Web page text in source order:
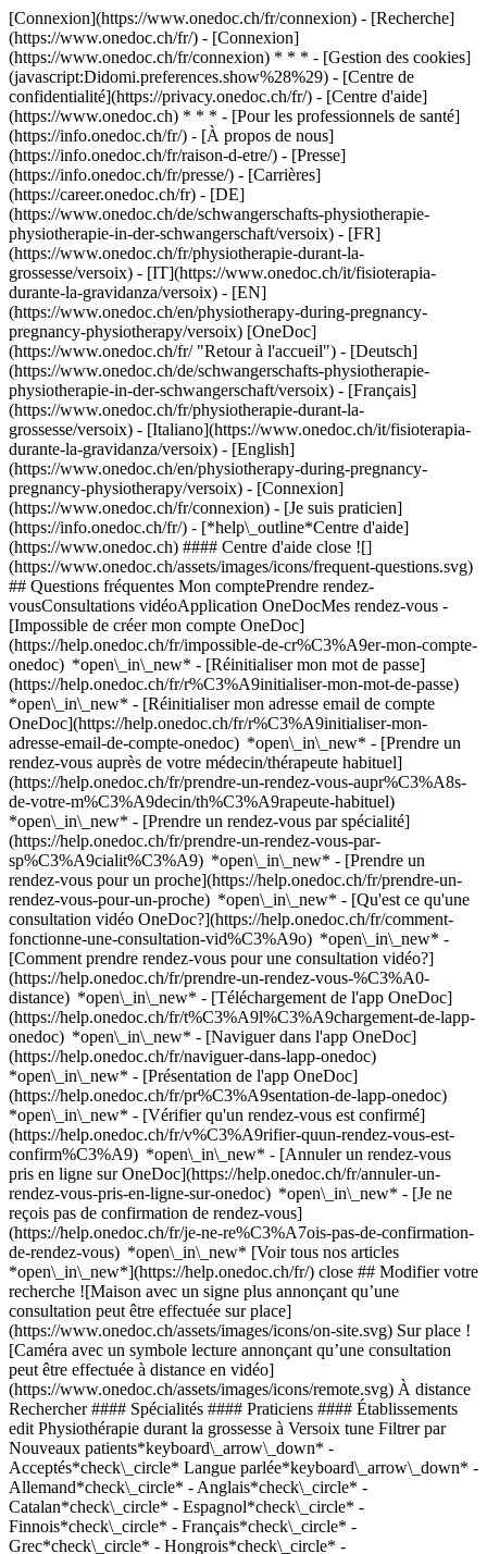
[Connexion](https://www.onedoc.ch/fr/connexion) - [Recherche]
(https://www.onedoc.ch/fr/) - [Connexion]
(https://www.onedoc.ch/fr/connexion) * * * - [Gestion des cookies]
(javascript:Didomi.preferences.show%28%29) - [Centre de
confidentialité](https://privacy.onedoc.ch/fr/) - [Centre d'aide]
(https://www.onedoc.ch) * * * - [Pour les professionnels de santé]
(https://info.onedoc.ch/fr/) - [À propos de nous]
(https://info.onedoc.ch/fr/raison-d-etre/) - [Presse]
(https://info.onedoc.ch/fr/presse/) - [Carrières]
(https://career.onedoc.ch/fr) - [DE]
(https://www.onedoc.ch/de/schwangerschafts-physiotherapie-
physiotherapie-in-der-schwangerschaft/versoix) - [FR]
(https://www.onedoc.ch/fr/physiotherapie-durant-la-
grossesse/versoix) - [IT](https://www.onedoc.ch/it/fisioterapia-
durante-la-gravidanza/versoix) - [EN]
(https://www.onedoc.ch/en/physiotherapy-during-pregnancy-
pregnancy-physiotherapy/versoix) [OneDoc]
(https://www.onedoc.ch/fr/ "Retour à l'accueil") - [Deutsch]
(https://www.onedoc.ch/de/schwangerschafts-physiotherapie-
physiotherapie-in-der-schwangerschaft/versoix) - [Français]
(https://www.onedoc.ch/fr/physiotherapie-durant-la-
grossesse/versoix) - [Italiano](https://www.onedoc.ch/it/fisioterapia-
durante-la-gravidanza/versoix) - [English]
(https://www.onedoc.ch/en/physiotherapy-during-pregnancy-
pregnancy-physiotherapy/versoix) - [Connexion]
(https://www.onedoc.ch/fr/connexion) - [Je suis praticien]
(https://info.onedoc.ch/fr/) - [*help\_outline*Centre d'aide]
(https://www.onedoc.ch) #### Centre d'aide close ![]
(https://www.onedoc.ch/assets/images/icons/frequent-questions.svg)
## Questions fréquentes Mon comptePrendre rendez-
vousConsultations vidéoApplication OneDocMes rendez-vous -
[Impossible de créer mon compte OneDoc]
(https://help.onedoc.ch/fr/impossible-de-cr%C3%A9er-mon-compte-
onedoc) *open\_in\_new* - [Réinitialiser mon mot de passe]
(https://help.onedoc.ch/fr/r%C3%A9initialiser-mon-mot-de-passe)
*open\_in\_new* - [Réinitialiser mon adresse email de compte
OneDoc](https://help.onedoc.ch/fr/r%C3%A9initialiser-mon-
adresse-email-de-compte-onedoc) *open\_in\_new* - [Prendre un
rendez-vous auprès de votre médecin/thérapeute habituel]
(https://help.onedoc.ch/fr/prendre-un-rendez-vous-aupr%C3%A8s-
de-votre-m%C3%A9decin/th%C3%A9rapeute-habituel)
*open\_in\_new* - [Prendre un rendez-vous par spécialité]
(https://help.onedoc.ch/fr/prendre-un-rendez-vous-par-
sp%C3%A9cialit%C3%A9) *open\_in\_new* - [Prendre un
rendez-vous pour un proche](https://help.onedoc.ch/fr/prendre-un-
rendez-vous-pour-un-proche) *open\_in\_new* - [Qu'est ce qu'une
consultation vidéo OneDoc?](https://help.onedoc.ch/fr/comment-
fonctionne-une-consultation-vid%C3%A9o) *open\_in\_new* -
[Comment prendre rendez-vous pour une consultation vidéo?]
(https://help.onedoc.ch/fr/prendre-un-rendez-vous-%C3%A0-
distance) *open\_in\_new* - [Téléchargement de l'app OneDoc]
(https://help.onedoc.ch/fr/t%C3%A9l%C3%A9chargement-de-lapp-
onedoc) *open\_in\_new* - [Naviguer dans l'app OneDoc]
(https://help.onedoc.ch/fr/naviguer-dans-lapp-onedoc)
*open\_in\_new* - [Présentation de l'app OneDoc]
(https://help.onedoc.ch/fr/pr%C3%A9sentation-de-lapp-onedoc)
*open\_in\_new* - [Vérifier qu'un rendez-vous est confirmé](https://help.onedoc.ch/fr/v%C3%A9rifier-quun-rendez-vous-est-confirm%C3%A9) *open\_in\_new* - [Annuler un rendez-vous pris en ligne sur OneDoc](https://help.onedoc.ch/fr/annuler-un-rendez-vous-pris-en-ligne-sur-onedoc) *open\_in\_new* - [Je ne reçois pas de confirmation de rendez-vous](https://help.onedoc.ch/fr/je-ne-re%C3%A7ois-pas-de-confirmation-de-rendez-vous) *open\_in\_new* [Voir tous nos articles *open\_in\_new*](https://help.onedoc.ch/fr/) close ## Modifier votre recherche ![Maison avec un signe plus annonçant qu’une consultation peut être effectuée sur place](https://www.onedoc.ch/assets/images/icons/on-site.svg) Sur place ![Caméra avec un symbole lecture annonçant qu’une consultation peut être effectuée à distance en vidéo](https://www.onedoc.ch/assets/images/icons/remote.svg) À distance Rechercher #### Spécialités #### Praticiens #### Établissements edit Physiothérapie durant la grossesse à Versoix tune Filtrer par Nouveaux patients*keyboard\_arrow\_down* - Acceptés*check\_circle* Langue parlée*keyboard\_arrow\_down* - Allemand*check\_circle* - Anglais*check\_circle* - Catalan*check\_circle* - Espagnol*check\_circle* - Finnois*check\_circle* - Français*check\_circle* - Grec*check\_circle* - Hongrois*check\_circle* - Hébreu*check\_circle* - Italien*check\_circle* - Polonais*check\_circle* - Portugais*check\_circle* - Roumain*check\_circle* Sexe*keyboard\_arrow\_down* - Femme*check\_circle* - Homme*check\_circle* Réseau*keyboard\_arrow\_down* - Swiss Medical Network*check\_circle* - ASCA*check\_circle* - RME*check\_circle* - Réseau des Pédiatres Genevois*check\_circle* Disponibilité*keyboard\_arrow\_down* - Disponible aujourdhui*check\_circle* - Dans les 3 prochains jours*check\_circle* - Dans les 7 prochains jours*check\_circle* - Dans les 14 prochains jours*check\_circle* # __Physiothérapie durant la grossesse__ à __Versoix__: prenez rendez-vous en ligne aujourd'hui ## 4 résultats à Versoix [![Mme Marine Revillod, physiothérapeute à Versoix](https://assets.onedoc.ch/images/users/55b1b29972ba97ae5672f82b87ec16964da84c240d663f3840d56f6a13a4ba0d-small.jpg "Mme Marine Revillod, physiothérapeute à Versoix")](https://www.onedoc.ch/fr/physiotherapeute/versoix/pczot/marine-revillod) ### [Mme Marine Revillod](https://www.onedoc.ch/fr/physiotherapeute/versoix/pczot/marine-revillod) ![Badge indiquant un profil vérifié](https://www.onedoc.ch/assets/images/icons/checkmark.svg) [Physiothérapeute](https://www.onedoc.ch/fr/physiotherapeute/versoix) [Thérapies Sport and Move Versoix](https://www.onedoc.ch/fr/cabinet-de-physiotherapie/versoix/e9ww/therapies-sport-and-move-versoix) Route des Fayards 243 1290 Versoix ![Icône patient avec un signe plus annonçant que le professionnel accepte de nouveaux patients](https://www.onedoc.ch/assets/images/icons/new-patients.svg)Accepte les nouveaux patients [Réserver un RDV](https://www.onedoc.ch/fr/physiotherapeute/versoix/pczot/marine-revillod) Expertises: Physiothérapie durant la grossesse, [Rééducation du périnée | Rééducation post-partum | réhabilitation génito-urinaire](https://www.onedoc.ch/fr/reeducation-du-perinee-reeducation-post-partum-rehabilitation-genito-urinaire/versoix), [Incontinence urinaire](https://www.onedoc.ch/fr/incontinence-urinaire/versoix), [Dry Needling](https://www.onedoc.ch/fr/dry-needling/versoix), [Entraînement de l'équilibre](https://www.onedoc.ch/fr/entrainement-de-l-equilibre/versoix), [Déchirure musculaire et ligamentaire](https://www.onedoc.ch/fr/dechirure-musculaire-et-ligamentaire/versoix), [Thérapie par ondes de choc](https://www.onedoc.ch/fr/therapie-par-ondes-de-choc/versoix)Voir plus *chevron\_left* lun. 03 août *chevron\_right* Voir plus de rendez-vous *error\_outline* Une erreur s'est produite lors du chargement des disponibilités [Réessayer](https://www.onedoc.ch) Expertises: Physiothérapie durant la grossesse, [Rééducation du périnée | Rééducation post-partum | réhabilitation génito-urinaire](https://www.onedoc.ch/fr/reeducation-du-perinee-reeducation-post-partum-rehabilitation-genito-urinaire/versoix), [Incontinence urinaire](https://www.onedoc.ch/fr/incontinence-urinaire/versoix), [Dry Needling](https://www.onedoc.ch/fr/dry-needling/versoix), [Entraînement de l'équilibre](https://www.onedoc.ch/fr/entrainement-de-l-equilibre/versoix), [Déchirure musculaire et ligamentaire](https://www.onedoc.ch/fr/dechirure-musculaire-et-ligamentaire/versoix), [Thérapie par ondes de choc](https://www.onedoc.ch/fr/therapie-par-ondes-de-choc/versoix)Voir plus [![Mme Kinga Fischer, physiothérapeute à Versoix](https://assets.onedoc.ch/images/users/a6989d061b31fb931c7ae49a0531a26bb417c5bc92a2e21c4e10b5ecb7d3ec2d-small.png "Mme Kinga Fischer, physiothérapeute à Versoix")](https://www.onedoc.ch/fr/physiotherapeute/versoix/pcvtd/kinga-fischer) ### [Mme Kinga Fischer](https://www.onedoc.ch/fr/physiotherapeute/versoix/pcvtd/kinga-fischer) ![Badge indiquant un profil vérifié](https://www.onedoc.ch/assets/images/icons/checkmark.svg) [Physiothérapeute](https://www.onedoc.ch/fr/physiotherapeute/versoix) [Thérapies Sport and Move Versoix](https://www.onedoc.ch/fr/cabinet-de-physiotherapie/versoix/e9ww/therapies-sport-and-move-versoix) Route des Fayards 243 1290 Versoix ![Icône patient avec un signe plus annonçant que le professionnel accepte de nouveaux patients](https://www.onedoc.ch/assets/images/icons/new-patients.svg)Accepte les nouveaux patients [Réserver un RDV](https://www.onedoc.ch/fr/physiotherapeute/versoix/pcvtd/kinga-fischer) Expertises: Physiothérapie durant la grossesse, [Rééducation du périnée | Rééducation post-partum | réhabilitation génito-urinaire](https://www.onedoc.ch/fr/reeducation-du-perinee-reeducation-post-partum-rehabilitation-genito-urinaire/versoix), [Entraînement de l'équilibre](https://www.onedoc.ch/fr/entrainement-de-l-equilibre/versoix), [Dry Needling](https://www.onedoc.ch/fr/dry-needling/versoix), [Incontinence urinaire](https://www.onedoc.ch/fr/incontinence-urinaire/versoix), [Déchirure musculaire et ligamentaire](https://www.onedoc.ch/fr/dechirure-musculaire-et-ligamentaire/versoix), [Thérapie par ondes de choc](https://www.onedoc.ch/fr/therapie-par-ondes-de-choc/versoix)Voir plus *chevron\_left* lun. 03 août *chevron\_right* Voir plus de rendez-vous *error\_outline* Une erreur s'est produite lors du chargement des disponibilités [Réessayer](https://www.onedoc.ch) Expertises: Physiothérapie durant la grossesse, [Rééducation du périnée | Rééducation post-partum | réhabilitation génito-urinaire](https://www.onedoc.ch/fr/reeducation-du-perinee-reeducation-post-partum-rehabilitation-genito-urinaire/versoix), [Entraînement de l'équilibre](https://www.onedoc.ch/fr/entrainement-de-l-equilibre/versoix), [Dry Needling](https://www.onedoc.ch/fr/dry-needling/versoix), [Incontinence urinaire](https://www.onedoc.ch/fr/incontinence-urinaire/versoix), [Déchirure musculaire et ligamentaire](https://www.onedoc.ch/fr/dechirure-musculaire-et-ligamentaire/versoix), [Thérapie par ondes de choc](https://www.onedoc.ch/fr/therapie-par-ondes-de-choc/versoix)Voir plus [![Mme Cécilia Egbide, physiothérapeute à Versoix](https://assets.onedoc.ch/images/users/08a2b3d13f74cc52b667a95afb490298d6d458f039ee95fb21c32b1826f377fe-small.png "Mme Cécilia Egbide, physiothérapeute à Versoix")](https://www.onedoc.ch/fr/physiotherapeute/versoix/pc4s5/cecilia-egbide) ### [Mme Cécilia Egbide](https://www.onedoc.ch/fr/physiotherapeute/versoix/pc4s5/cecilia-egbide) ![Badge indiquant un profil vérifié](https://www.onedoc.ch/assets/images/icons/checkmark.svg) [Physiothérapeute](https://www.onedoc.ch/fr/physiotherapeute/versoix) [Fun'Ambule](https://www.onedoc.ch/fr/cabinet-de-physiotherapie/versoix/eh44/fun-ambule) Rampe de la Gare 2 1290 Versoix ![Icône patient avec un signe plus annonçant que le professionnel accepte de nouveaux patients](https://www.onedoc.ch/assets/images/icons/new-patients.svg)Accepte les nouveaux patients [Réserver un RDV](https://www.onedoc.ch/fr/physiotherapeute/versoix/pc4s5/cecilia-egbide) Expertises: Physiothérapie durant la grossesse, [Physiothérapie à domicile](https://www.onedoc.ch/fr/physiotherapie-a-domicile/versoix), [Rééducation musculo-squelettique](https://www.onedoc.ch/fr/reeducation-musculo-squelettique/versoix), [Lipœdème | Lipoedème](https://www.onedoc.ch/fr/lip%C5%93deme-lipoedeme/versoix), [Entraînement de l'équilibre](https://www.onedoc.ch/fr/entrainement-de-l-equilibre/versoix), [Physiothérapie vestibulaire | Vertiges](https://www.onedoc.ch/fr/physiotherapie-vestibulaire-vertiges/versoix), [Physiothérapie neurologique](https://www.onedoc.ch/fr/physiotherapie-neurologique/versoix), [Suivi de grossesse](https://www.onedoc.ch/fr/suivi-de-grossesse/versoix)Voir plus *chevron\_left* lun. 03 août *chevron\_right* Voir plus de rendez-vous *error\_outline* Une erreur s'est produite lors du chargement des disponibilités [Réessayer](https://www.onedoc.ch) Expertises: Physiothérapie durant la grossesse, [Physiothérapie à domicile](https://www.onedoc.ch/fr/physiotherapie-a-domicile/versoix), [Rééducation musculo-squelettique](https://www.onedoc.ch/fr/reeducation-musculo-squelettique/versoix), [Lipœdème | Lipoedème](https://www.onedoc.ch/fr/lip%C5%93deme-lipoedeme/versoix), [Entraînement de l'équilibre](https://www.onedoc.ch/fr/entrainement-de-l-equilibre/versoix), [Physiothérapie vestibulaire | Vertiges](https://www.onedoc.ch/fr/physiotherapie-vestibulaire-vertiges/versoix), [Physiothérapie neurologique](https://www.onedoc.ch/fr/physiotherapie-neurologique/versoix), [Suivi de grossesse](https://www.onedoc.ch/fr/suivi-de-grossesse/versoix)Voir plus [![Mme Alexandra Schiza, physiothérapeute à Versoix](https://assets.onedoc.ch/images/users/6a5523d021871cfa87c4bfbab5fbc48a0e2a61e9cca8d0f47ff5fb8c83d22fb5-small.jpg "Mme Alexandra Schiza, physiothérapeute à Versoix")](https://www.onedoc.ch/fr/physiotherapeute/verso